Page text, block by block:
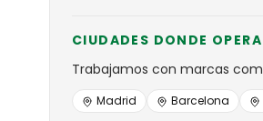
CIUDADES DONDE
Trabajamos con marcas
Madrid Barcelona